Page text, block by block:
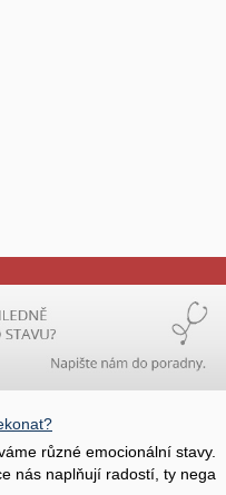
různé emocionální stavy.
nás naplňují radostí, ty nega